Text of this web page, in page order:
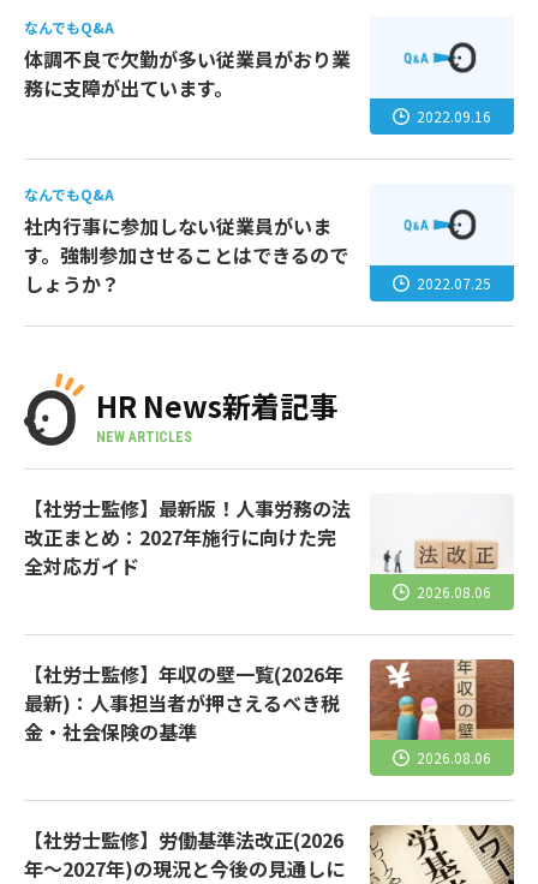
なんでもQ&A
体調不良で欠勤が多い従業員がおり業
務に支障が出ています。
2022.09.16
なんでもQ&A
社内行事に参加しない従業員がいま
す。強制参加させることはできるので
しょうか？
2022.07.25
HR News新着記事
NEW ARTICLES
【社労士監修】最新版！人事労務の法
改正まとめ：2027年施行に向けた完
全対応ガイド
2026.08.06
【社労士監修】年収の壁一覧(2026年
最新)：人事担当者が押さえるべき税
金・社会保険の基準
2026.08.06
【社労士監修】労働基準法改正(2026
年～2027年)の現況と今後の見通しに